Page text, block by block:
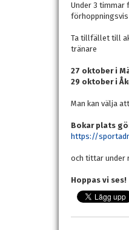
Under 3 timmar
Ta tillfället till
tränare
27 oktober i
29 oktober i
Man kan välja
Bokar plats
https://
och tittar under
Hoppas vi ses!